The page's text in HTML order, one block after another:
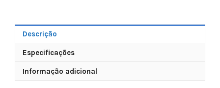
Descrição
Especificações
Informação adicional